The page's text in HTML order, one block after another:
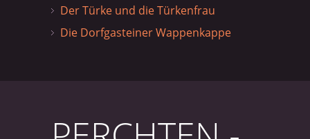
Der Türke und die Türkenfrau
Die Dorfgasteiner Wappenkappe